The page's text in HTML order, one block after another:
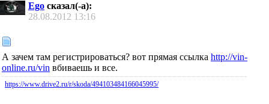
Ego сказал(-а):
28.08.2012 13:16
А зачем там регистрироваться? вот прямая ссылка http://vin-
online.ru/vin вбиваешь и все.
https://www.drive2.ru/r/skoda/494103484166045995/